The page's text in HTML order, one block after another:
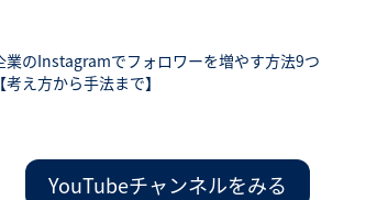
業のInstagramでフォロワーを増やす方法9つ
【考え方から手法まで】
YouTubeチャンネルをみる